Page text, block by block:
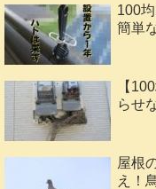
100
簡単
【
らせ
屋根
え！